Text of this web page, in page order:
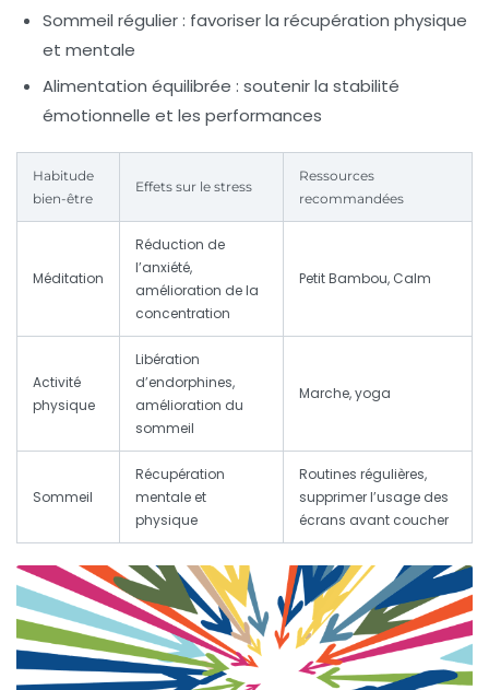
Sommeil régulier : favoriser la récupération physique
et mentale
Alimentation équilibrée : soutenir la stabilité
émotionnelle et les performances
Habitude
bien-être
Effets sur le stress
Ressources
recommandées
Méditation
Réduction de
l’anxiété,
amélioration de la
concentration
Petit Bambou, Calm
Activité
physique
Libération
d’endorphines,
amélioration du
sommeil
Marche, yoga
Sommeil
Récupération
mentale et
physique
Routines régulières,
supprimer l’usage des
écrans avant coucher